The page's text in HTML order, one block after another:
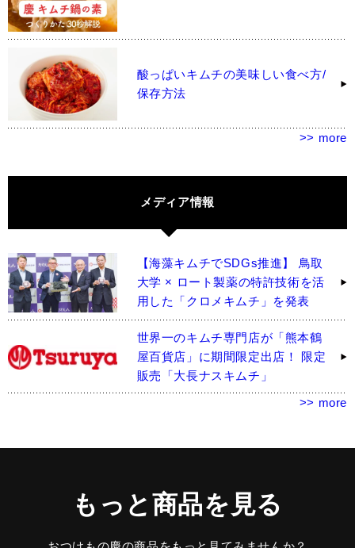
酸っぱいキムチの美味しい食べ方/
保存方法
>> more
メディア情報
【海藻キムチでSDGs推進】 鳥取
大学 × ロート製薬の特許技術を活
用した「クロメキムチ」を発表
世界一のキムチ専門店が「熊本鶴
屋百貨店」に期間限定出店！ 限定
販売「大長ナスキムチ」
>> more
もっと商品を見る